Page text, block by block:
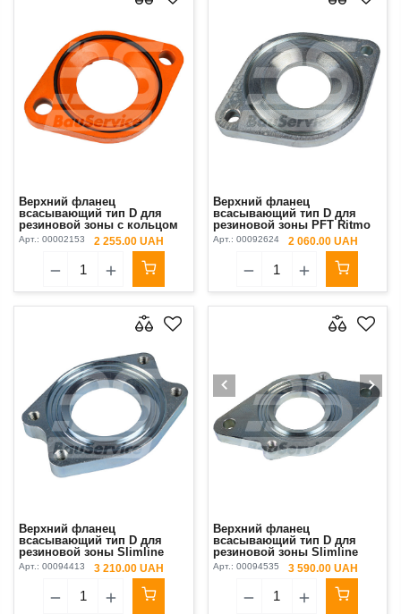
Верхний фланец
всасывающий тип D для
резиновой зоны с кольцом
155 мм
Арт.: 00002153 2 255.00 UAH
Верхний фланец
всасывающий тип D для
резиновой зоны PFT Ritmo
XL
Арт.: 00092624 2 060.00 UAH
Верхний фланец
всасывающий тип D для
резиновой зоны Slimline
PFT Ritmo L Plus
Арт.: 00094413 3 210.00 UAH
Верхний фланец
всасывающий тип D для
резиновой зоны Slimline
MIXXMANN S5
Арт.: 00094535 3 590.00 UAH